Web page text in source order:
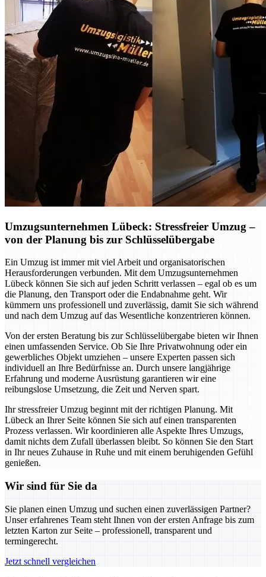
Umzugsunternehmen Lübeck: Stressfreier Umzug –
von der Planung bis zur Schlüsselübergabe
Ein Umzug ist immer mit viel Arbeit und organisatorischen
Herausforderungen verbunden. Mit dem Umzugsunternehmen
Lübeck können Sie sich auf jeden Schritt verlassen – egal ob es um
die Planung, den Transport oder die Endabnahme geht. Wir
kümmern uns professionell und zuverlässig, damit Sie sich während
und nach dem Umzug auf das Wesentliche konzentrieren können.
Von der ersten Beratung bis zur Schlüsselübergabe bieten wir Ihnen
einen umfassenden Service. Ob Sie Ihre Privatwohnung oder ein
gewerbliches Objekt umziehen – unsere Experten passen sich
individuell an Ihre Bedürfnisse an. Durch unsere langjährige
Erfahrung und moderne Ausrüstung garantieren wir eine
reibungslose Umsetzung, die Zeit und Nerven spart.
Ihr stressfreier Umzug beginnt mit der richtigen Planung. Mit
Lübeck an Ihrer Seite können Sie sich auf einen transparenten
Prozess verlassen. Wir koordinieren alle Aspekte Ihres Umzugs,
damit nichts dem Zufall überlassen bleibt. So können Sie den Start
in Ihr neues Zuhause in Ruhe und mit einem beruhigenden Gefühl
genießen.
Wir sind für Sie da
Sie planen einen Umzug und suchen einen zuverlässigen Partner?
Unser erfahrenes Team steht Ihnen von der ersten Anfrage bis zum
letzten Karton zur Seite – professionell, transparent und
termingerecht.
Jetzt schnell vergleichen